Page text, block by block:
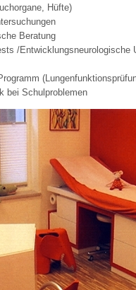
gestalten
Hüfte)
Beratung
/Entwicklungsneurologische
bei Schulproblemen